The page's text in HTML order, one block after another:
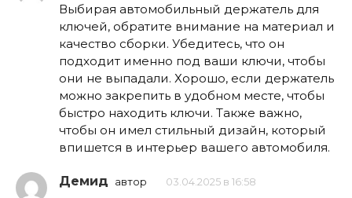
Выбирая автомобильный держатель для
ключей, обратите внимание на материал и
качество сборки. Убедитесь, что он
подходит именно под ваши ключи, чтобы
они не выпадали. Хорошо, если держатель
можно закрепить в удобном месте, чтобы
быстро находить ключи. Также важно,
чтобы он имел стильный дизайн, который
впишется в интерьер вашего автомобиля.
Демид автор 03.04.2025 в 16:58